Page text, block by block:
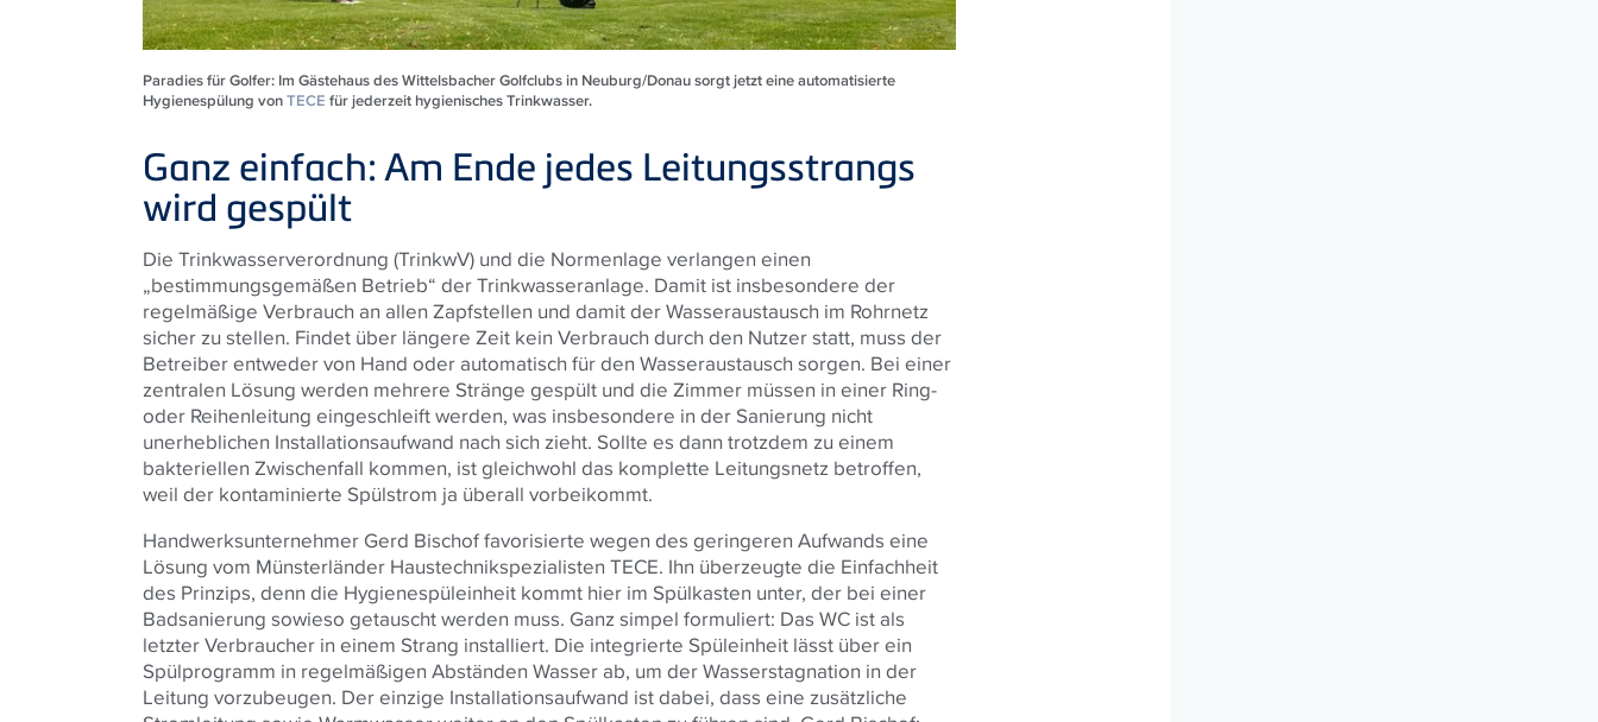
Paradies für Golfer: Im Gästehaus des Wittelsbacher Golfclubs in Neuburg/Donau sorgt jetzt eine automatisierte
Hygienespülung vonTECE für jederzeit hygienisches Trinkwasser.
Ganz einfach: Am Ende jedes Leitungsstrangs
wird gespült
Die Trinkwasserverordnung (TrinkwV) und die Normenlage verlangen einen
„bestimmungsgemäßen Betrieb“ der Trinkwasseranlage. Damit ist insbesondere der
regelmäßige Verbrauch an allen Zapfstellen und damit der Wasseraustausch im Rohrnetz
sicher zu stellen. Findet über längere Zeit kein Verbrauch durch den Nutzer statt, muss der
Betreiber entweder von Hand oder automatisch für den Wasseraustausch sorgen. Bei einer
zentralen Lösung werden mehrere Stränge gespült und die Zimmer müssen in einer Ring-
oder Reihenleitung eingeschleift werden, was insbesondere in der Sanierung nicht
unerheblichen Installationsaufwand nach sich zieht. Sollte es dann trotzdem zu einem
bakteriellen Zwischenfall kommen, ist gleichwohl das komplette Leitungsnetz betroffen,
weil der kontaminierte Spülstrom ja überall vorbeikommt.
Handwerksunternehmer Gerd Bischof favorisierte wegen des geringeren Aufwands eine
Lösung vom Münsterländer Haustechnikspezialisten TECE. Ihn überzeugte die Einfachheit
des Prinzips, denn die Hygienespüleinheit kommt hier im Spülkasten unter, der bei einer
Badsanierung sowieso getauscht werden muss. Ganz simpel formuliert: Das WC ist als
letzter Verbraucher in einem Strang installiert. Die integrierte Spüleinheit lässt über ein
Spülprogramm in regelmäßigen Abständen Wasser ab, um der Wasserstagnation in der
Leitung vorzubeugen. Der einzige Installationsaufwand ist dabei, dass eine zusätzliche